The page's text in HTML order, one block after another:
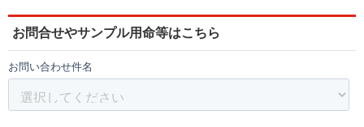
お問合せやサンプル用命等はこちら